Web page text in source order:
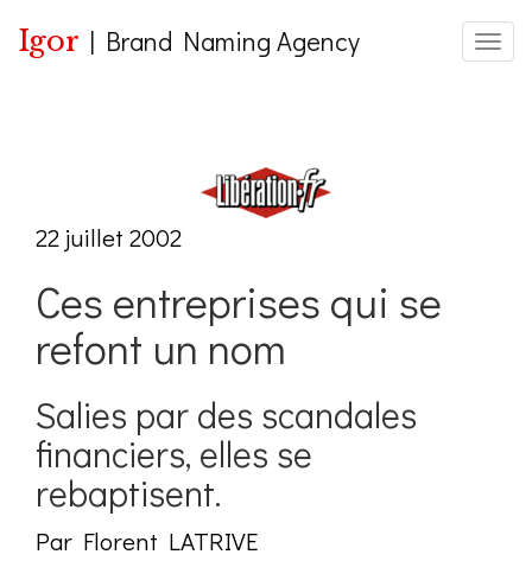
Igor | Brand Naming Agency
22 juillet 2002
Ces entreprises qui se
refont un nom
Salies par des scandales
financiers, elles se
rebaptisent.
Par Florent LATRIVE